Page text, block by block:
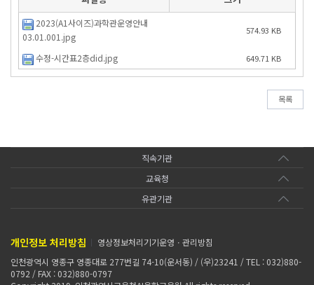
2023(A1사이즈)과학관운영안내
03.01.001.jpg
574.93 KB
수정-시간표2층did.jpg 649.71 KB
목록
직속기관
교육청
유관기관
개인정보 처리방침
영상정보처리기기운영ㆍ관리방침
인천광역시 영종구 영종대로 277번길 74-10(운서동) / (우)23241 / TEL : 032)880-
0792 / FAX : 032)880-0797